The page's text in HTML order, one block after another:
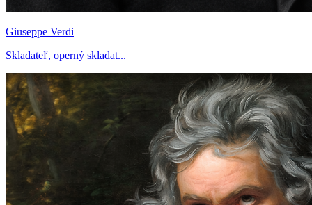
Giuseppe Verdi
Skladateľ, operný skladat...